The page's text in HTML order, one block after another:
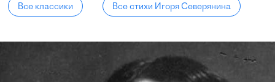
Все классики Все стихи Игоря Северянина